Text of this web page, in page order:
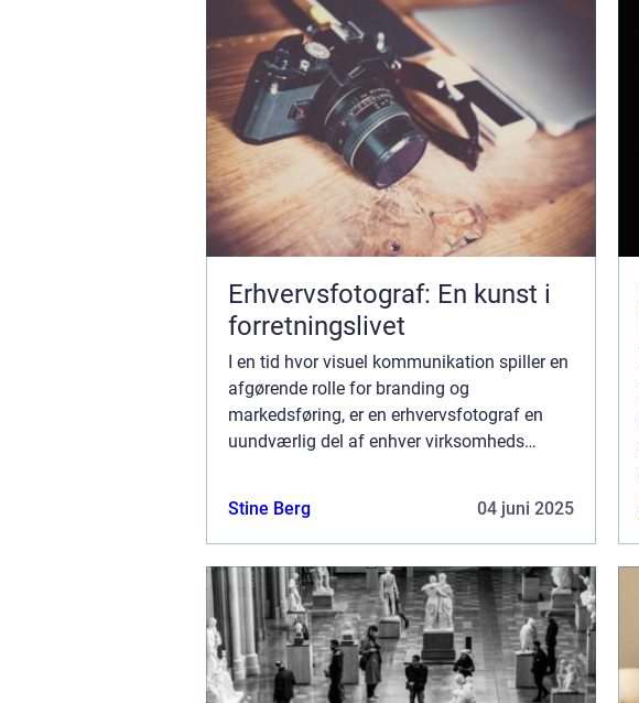
Erhvervsfotograf: En kunst i
forretningslivet
I en tid hvor visuel kommunikation spiller en
afgørende rolle for branding og
markedsføring, er en erhvervsfotograf en
uundværlig del af enhver virksomheds
Stine Berg 04 juni 2025